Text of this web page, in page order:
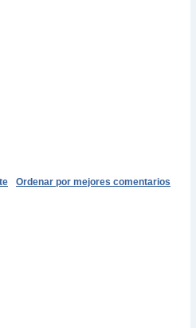
Ordenar por mejores comentarios